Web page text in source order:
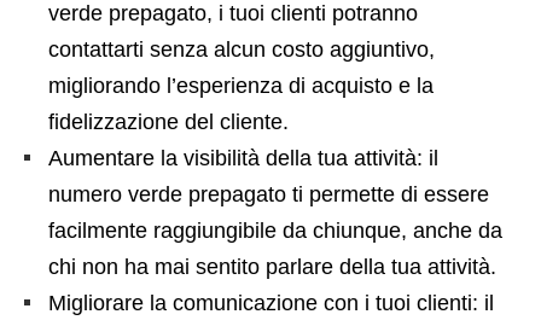
verde prepagato, i tuoi clienti potranno
contattarti senza alcun costo aggiuntivo,
migliorando l’esperienza di acquisto e la
fidelizzazione del cliente.
Aumentare la visibilità della tua attività: il
numero verde prepagato ti permette di essere
facilmente raggiungibile da chiunque, anche da
chi non ha mai sentito parlare della tua attività.
Migliorare la comunicazione con i tuoi clienti: il